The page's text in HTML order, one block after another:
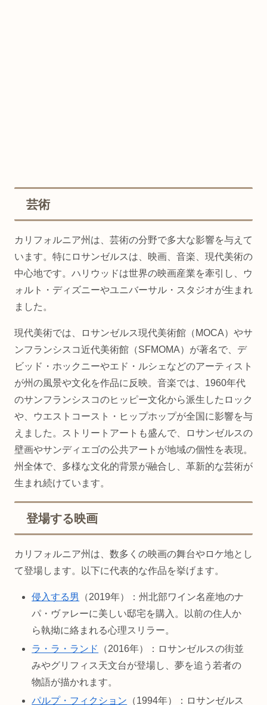
芸術
カリフォルニア州は、芸術の分野で多大な影響を与えて
います。特にロサンゼルスは、映画、音楽、現代美術の
中心地です。ハリウッドは世界の映画産業を牽引し、ウ
ォルト・ディズニーやユニバーサル・スタジオが生まれ
ました。
現代美術では、ロサンゼルス現代美術館（MOCA）やサ
ンフランシスコ近代美術館（SFMOMA）が著名で、デ
ビッド・ホックニーやエド・ルシェなどのアーティスト
が州の風景や文化を作品に反映。音楽では、1960年代
のサンフランシスコのヒッピー文化から派生したロック
や、ウエストコースト・ヒップホップが全国に影響を与
えました。ストリートアートも盛んで、ロサンゼルスの
壁画やサンディエゴの公共アートが地域の個性を表現。
州全体で、多様な文化的背景が融合し、革新的な芸術が
生まれ続けています。
登場する映画
カリフォルニア州は、数多くの映画の舞台やロケ地とし
て登場します。以下に代表的な作品を挙げます。
侵入する男
（2019年）：州北部ワイン名産地のナ
パ・ヴァレーに美しい邸宅を購入。以前の住人か
ら執拗に絡まれる心理スリラー。
ラ・ラ・ランド
（2016年）：ロサンゼルスの街並
みやグリフィス天文台が登場し、夢を追う若者の
物語が描かれます。
パルプ・フィクション （1994年）：ロサンゼルス